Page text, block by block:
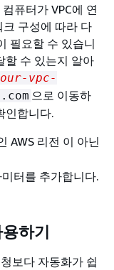
퓨터가 VPC에 연
크 구성에 따라 다
필요할 수 있습니
할 수 있는지 알아
vpc-
으로 이동하
인합니다.
AWS 리전 이 아닌
터를 추가합니다.
하기
보다 자동화가 쉽